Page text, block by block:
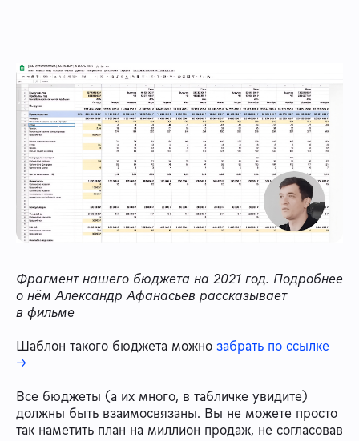
Фрагмент нашего бюджета на 2021 год. Подробнее
о нём Александр Афанасьев рассказывает
в фильме
Шаблон такого бюджета можно забрать по ссылке
→
Все бюджеты (а их много, в табличке увидите)
должны быть взаимосвязаны. Вы не можете просто
так наметить план на миллион продаж, не согласовав